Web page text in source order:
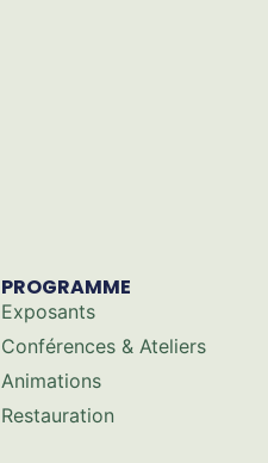
PROGRAMME
Exposants
Conférences & Ateliers
Animations
Restauration